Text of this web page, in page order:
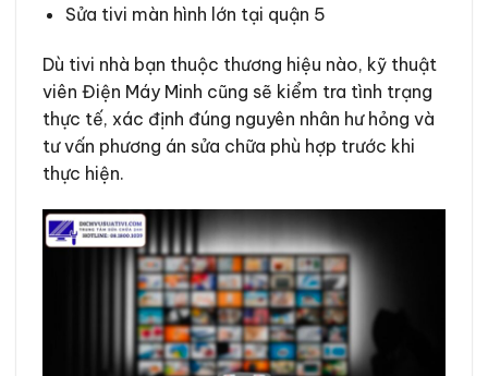
Sửa tivi màn hình lớn tại quận 5
Dù tivi nhà bạn thuộc thương hiệu nào, kỹ thuật
viên Điện Máy Minh cũng sẽ kiểm tra tình trạng
thực tế, xác định đúng nguyên nhân hư hỏng và
tư vấn phương án sửa chữa phù hợp trước khi
thực hiện.